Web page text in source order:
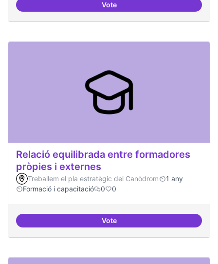
VoteEstablir les àrees o temàtiques
Relació equilibrada entre formadores
pròpies i externes
Treballem el pla estratègic del Canòdrom
1 any
Formació i capacitació
0 0
VoteRelació equilibrada entre